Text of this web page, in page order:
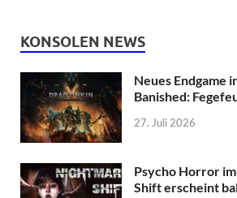
KONSOLEN NEWS
Neues Endgame
Banished:
27. Juli 2026
Psycho Horror
Shift erscheint